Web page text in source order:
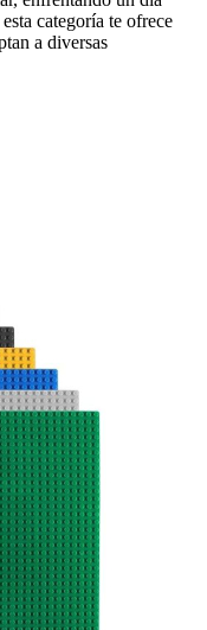
categoría te ofrece
a diversas